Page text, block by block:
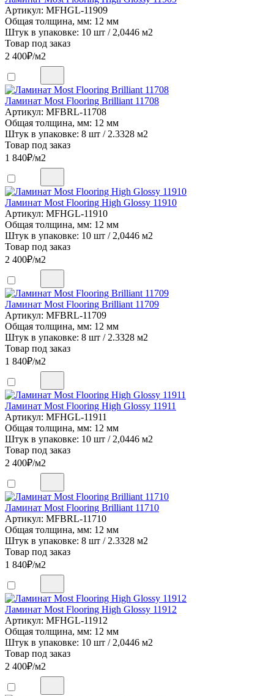
Артикул: MFHGL-11909
Общая толщина, мм: 12 мм
Штук в упаковке: 10 шт / 2,0446 м2
Товар под заказ
2 400₽/м2
Ламинат Most Flooring Brilliant 11708
Артикул: MFBRL-11708
Общая толщина, мм: 12 мм
Штук в упаковке: 8 шт / 2.3328 м2
Товар под заказ
1 840₽/м2
Ламинат Most Flooring High Glossy 11910
Артикул: MFHGL-11910
Общая толщина, мм: 12 мм
Штук в упаковке: 10 шт / 2,0446 м2
Товар под заказ
2 400₽/м2
Ламинат Most Flooring Brilliant 11709
Артикул: MFBRL-11709
Общая толщина, мм: 12 мм
Штук в упаковке: 8 шт / 2.3328 м2
Товар под заказ
1 840₽/м2
Ламинат Most Flooring High Glossy 11911
Артикул: MFHGL-11911
Общая толщина, мм: 12 мм
Штук в упаковке: 10 шт / 2,0446 м2
Товар под заказ
2 400₽/м2
Ламинат Most Flooring Brilliant 11710
Артикул: MFBRL-11710
Общая толщина, мм: 12 мм
Штук в упаковке: 8 шт / 2.3328 м2
Товар под заказ
1 840₽/м2
Ламинат Most Flooring High Glossy 11912
Артикул: MFHGL-11912
Общая толщина, мм: 12 мм
Штук в упаковке: 10 шт / 2,0446 м2
Товар под заказ
2 400₽/м2